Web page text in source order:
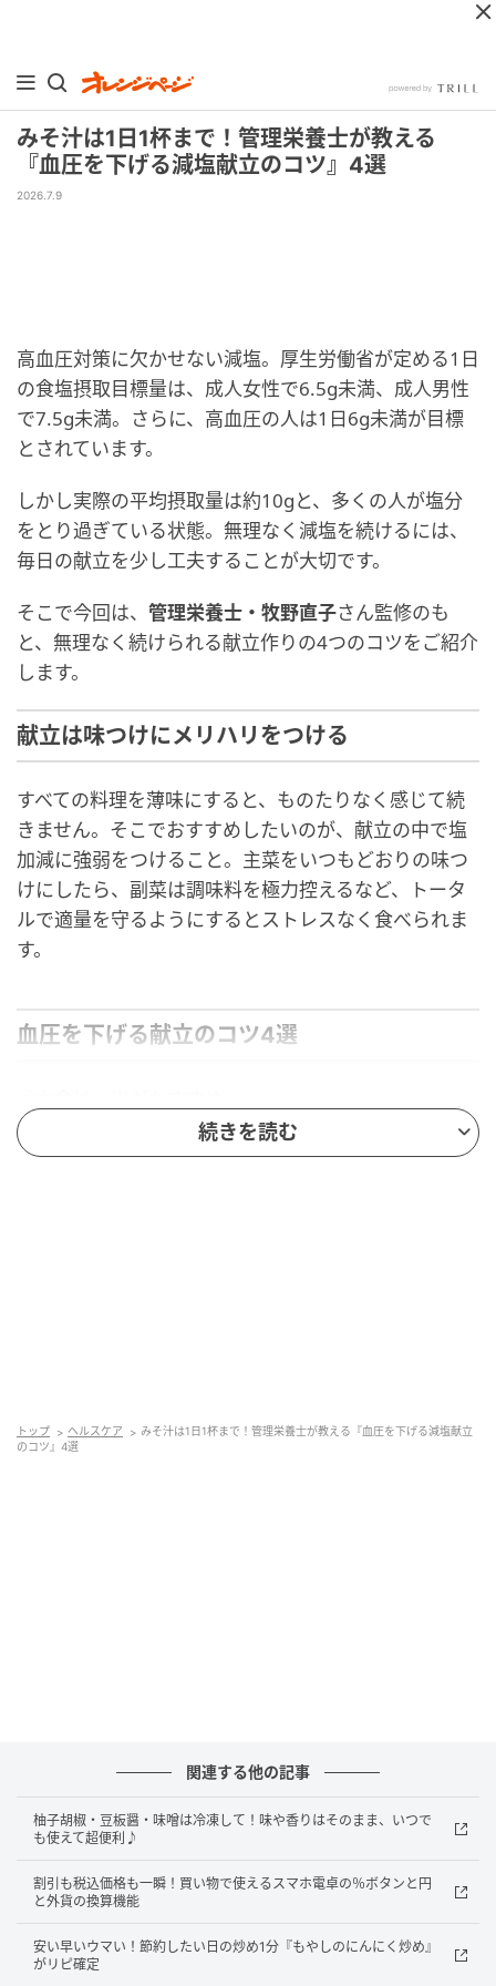
みそ汁は1日1杯まで！管理栄養士が教える
『血圧を下げる減塩献立のコツ』4選
2026.7.9
高血圧対策に欠かせない減塩。厚生労働省が定める1日
の食塩摂取目標量は、成人女性で6.5g未満、成人男性
で7.5g未満。さらに、高血圧の人は1日6g未満が目標
とされています。
しかし実際の平均摂取量は約10gと、多くの人が塩分
をとり過ぎている状態。無理なく減塩を続けるには、
毎日の献立を少し工夫することが大切です。
そこで今回は、 管理栄養士・牧野直子さん監修のも
と、無理なく続けられる献立作りの4つのコツをご紹介
します。
献立は味つけにメリハリをつける
すべての料理を薄味にすると、ものたりなく感じて続
きません。そこでおすすめしたいのが、献立の中で塩
加減に強弱をつけること。主菜をいつもどおりの味つ
けにしたら、副菜は調味料を極力控えるなど、トータ
ルで適量を守るようにするとストレスなく食べられま
す。
血圧を下げる献立のコツ4選
を省いて調理を。
③副菜の味つけは原則控えめに
素材の味を生かし、スパイスの香りを生かすなどの工
夫を。ドレッシングやしょうゆは、むやみにかけない
ことも大事。
続きを読む
トップ ヘルスケア
みそ汁は1日1杯まで！管理栄養士が教える『血圧を下げる減塩献立
のコツ』4選
関連する他の記事
柚子胡椒・豆板醤・味噌は冷凍して！味や香りはそのまま、いつで
も使えて超便利♪
割引も税込価格も一瞬！買い物で使えるスマホ電卓の％ボタンと円
と外貨の換算機能
安い早いウマい！節約したい日の炒め1分『もやしのにんにく炒め』
がリピ確定